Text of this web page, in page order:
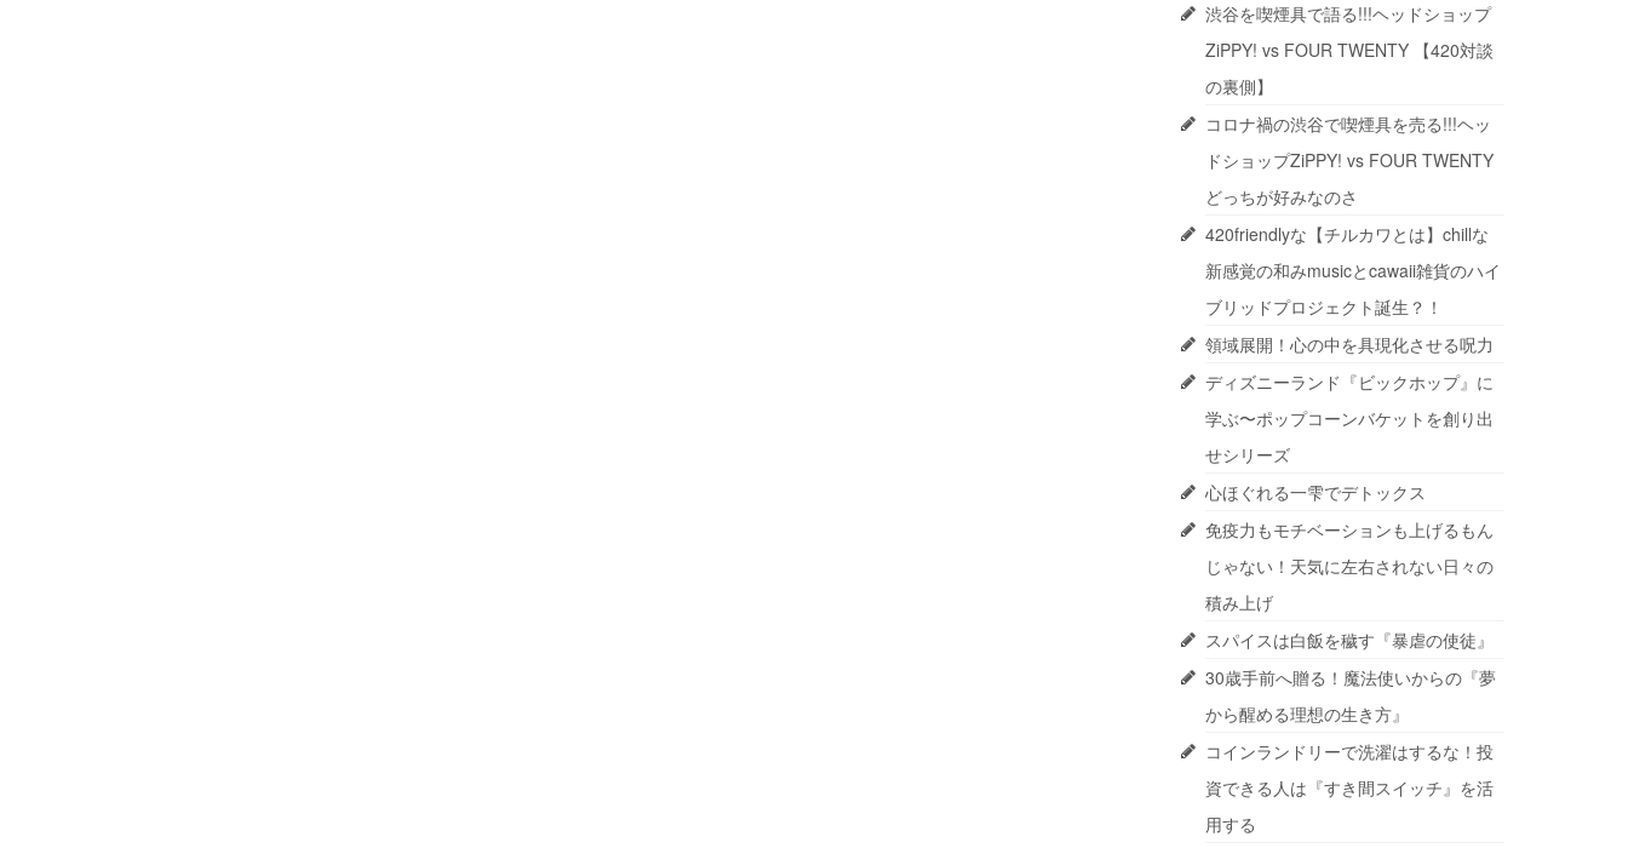
渋谷を喫煙具で語る!!!ヘッドショップ
ZiPPY! vs FOUR TWENTY 【420対談
の裏側】
コロナ禍の渋谷で喫煙具を売る!!!ヘッ
ドショップZiPPY! vs FOUR TWENTY
どっちが好みなのさ
420friendlyな【チルカワとは】chillな
新感覚の和みmusicとcawaii雑貨のハイ
ブリッドプロジェクト誕生？！
領域展開！心の中を具現化させる呪力
ディズニーランド『ビックホップ』に
学ぶ〜ポップコーンバケットを創り出
せシリーズ
心ほぐれる一雫でデトックス
免疫力もモチベーションも上げるもん
じゃない！天気に左右されない日々の
積み上げ
スパイスは白飯を穢す『暴虐の使徒』
30歳手前へ贈る！魔法使いからの『夢
から醒める理想の生き方』
コインランドリーで洗濯はするな！投
資できる人は『すき間スイッチ』を活
用する